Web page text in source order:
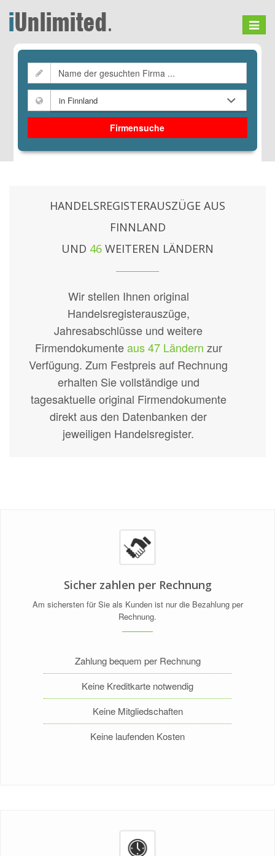
Toggle
Firmensuche
HANDELSREGISTERAUSZÜGE AUS
FINNLAND
UND 46 WEITEREN LÄNDERN
Wir stellen Ihnen original
Handelsregisterauszüge,
Jahresabschlüsse und weitere
Firmendokumenteaus 47 Ländern zur
Verfügung. Zum Festpreis auf Rechnung
erhalten Sie vollständige und
tagesaktuelle original Firmendokumente
direkt aus den Datenbanken der
jeweiligen Handelsregister.
Sicher zahlen per Rechnung
Am sichersten für Sie als Kunden ist nur die Bezahlung per
Rechnung.
Zahlung bequem per Rechnung
Keine Kreditkarte notwendig
Keine Mitgliedschaften
Keine laufenden Kosten